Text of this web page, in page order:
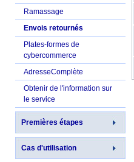
Ramassage
Envois retournés
Plates-formes de
cybercommerce
AdresseComplète
Obtenir de l'information sur
le service
Premières étapes
Cas d'utilisation